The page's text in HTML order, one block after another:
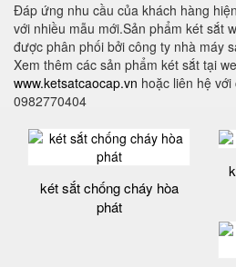
Đáp ứng nhu cầu của khách hàng
với nhiều mẫu mới.Sản phẩm két sắt
được phân phối bởi công ty nhà máy
Xem thêm các sản phẩm két sắt tại
www.ketsatcaocap.vn hoặc liên hệ
0982770404
két sắt chống cháy hòa
phát